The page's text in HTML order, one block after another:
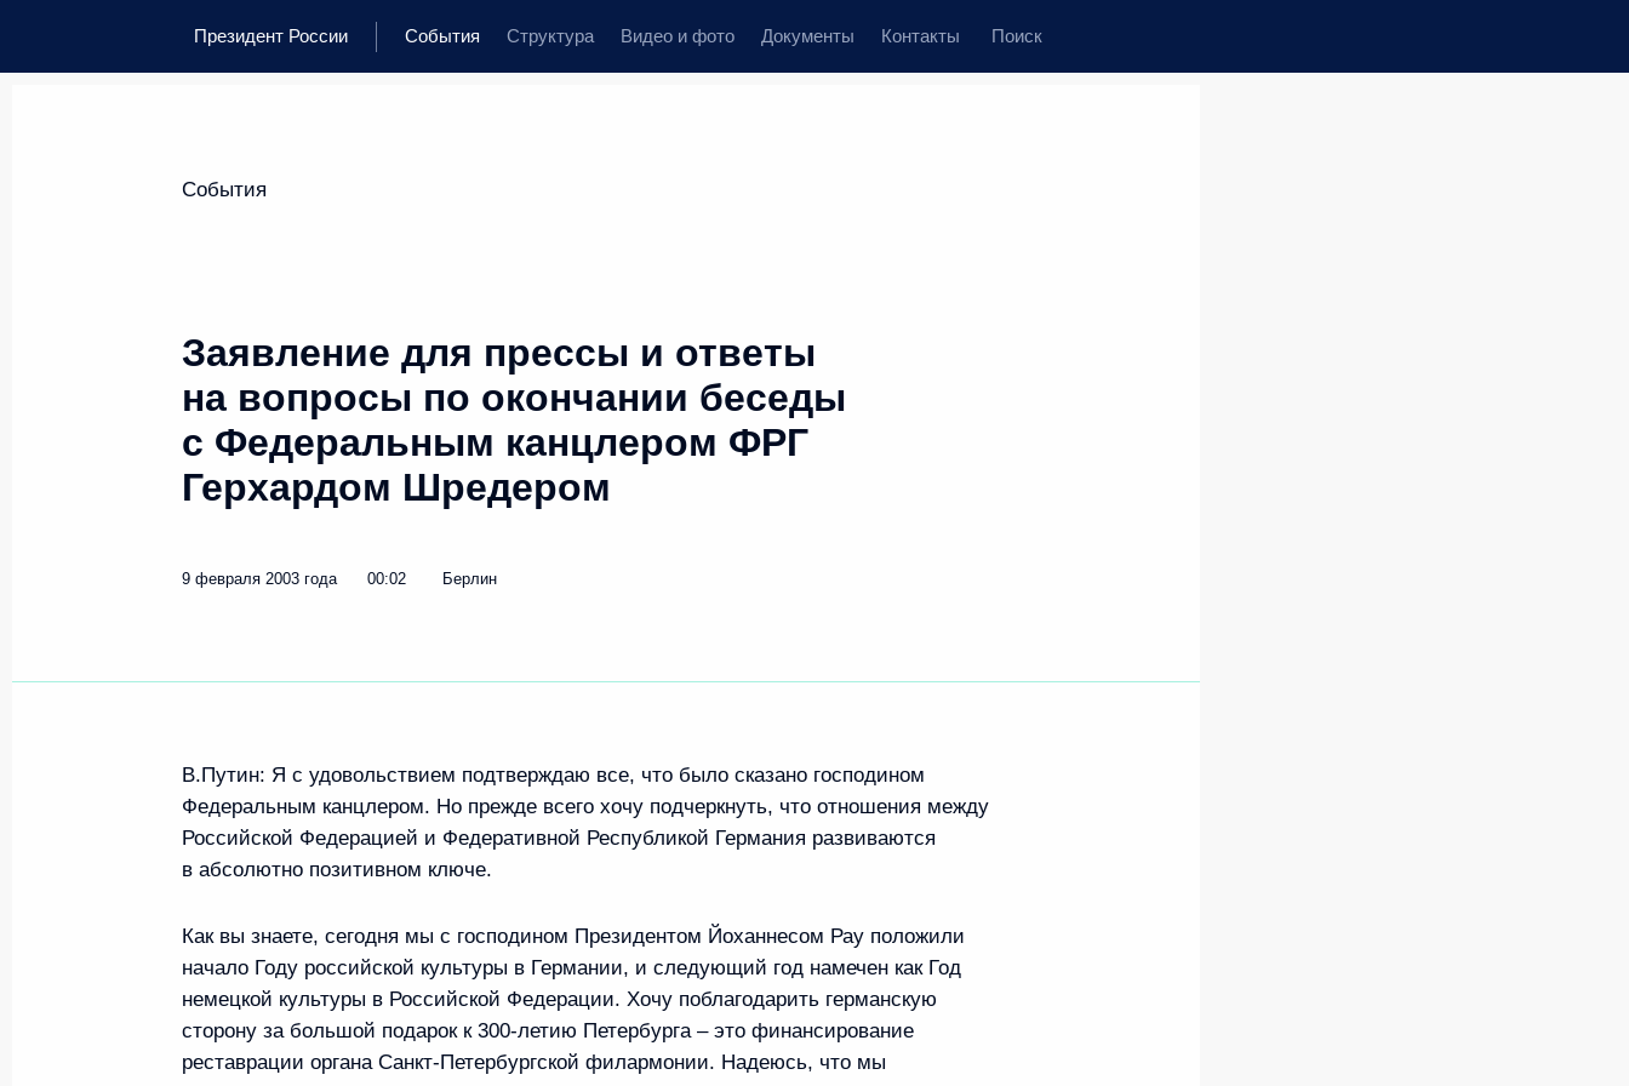
Президент России События Структура Видео и фото Документы Контакты Поиск
События
Заявление для прессы и ответы
на вопросы по окончании беседы
с Федеральным канцлером ФРГ
Герхардом Шредером
9 февраля 2003 года 00:02 Берлин
В.Путин: Я с удовольствием подтверждаю все, что было сказано господином
Федеральным канцлером. Но прежде всего хочу подчеркнуть, что отношения между
Российской Федерацией и Федеративной Республикой Германия развиваются
в абсолютно позитивном ключе.
Как вы знаете, сегодня мы с господином Президентом Йоханнесом Рау положили
начало Году российской культуры в Германии, и следующий год намечен как Год
немецкой культуры в Российской Федерации. Хочу поблагодарить германскую
сторону за большой подарок к 300-летию Петербурга – это финансирование
реставрации органа Санкт-Петербургской филармонии. Надеюсь, что мы